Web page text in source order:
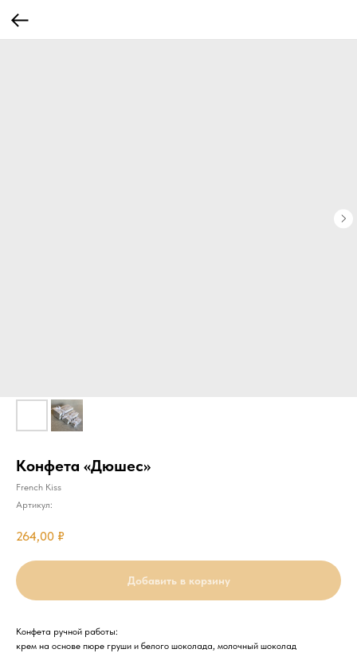
Конфета «Дюшес»
French Kiss
Артикул:
264,00 ₽
Добавить в корзину
Конфета ручной работы:
крем на основе пюре груши и белого шоколада, молочный шоколад